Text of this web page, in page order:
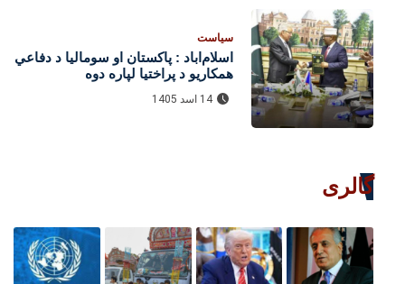
سیاست
اسلام‌اباد : پاکستان او سومالیا د دفاعي
همکاریو د پراختیا لپاره دوه
هوکړه‌لیکونه لاسلیک کړل
14 اسد 1405
گالری